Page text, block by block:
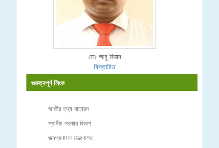
মোঃ আবু রিয়াদ
বিস্তারিত
গুরুত্বপূর্ণ লিংক
জাতীয় তথ্য বাতায়ন
স্থানীয় সরকার বিভাগ
জনপ্রশাসন মন্ত্রণালয়